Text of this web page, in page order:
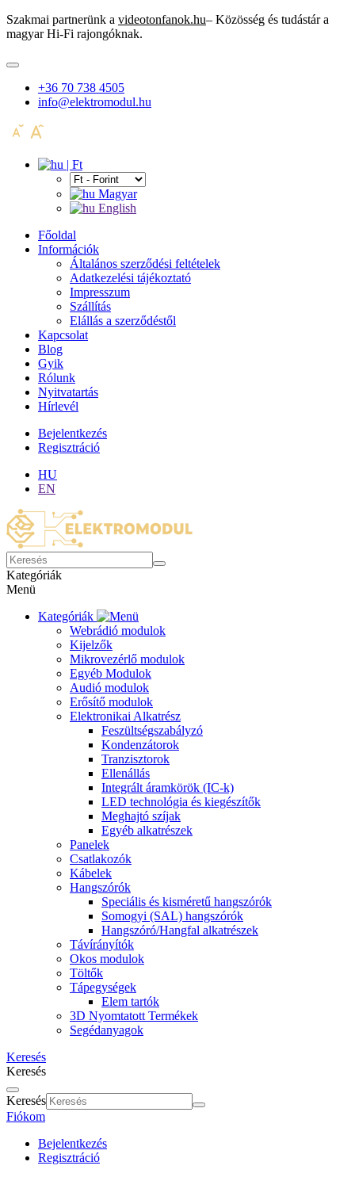
Szakmai partnerünk a videotonfanok.hu– Közösség és tudástár a
magyar Hi-Fi rajongóknak.
+36 70 738 4505
info@elektromodul.hu
| Ft
Magyar
English
Főoldal
Információk
Általános szerződési feltételek
Adatkezelési tájékoztató
Impresszum
Szállítás
Elállás a szerződéstől
Kapcsolat
Blog
Gyik
Rólunk
Nyitvatartás
Hírlevél
Bejelentkezés
Regisztráció
HU
EN
Kategóriák
Menü
Kategóriák
Webrádió modulok
Kijelzők
Mikrovezérlő modulok
Egyéb Modulok
Audió modulok
Erősítő modulok
Elektronikai Alkatrész
Feszültségszabályzó
Kondenzátorok
Tranzisztorok
Ellenállás
Integrált áramkörök (IC-k)
LED technológia és kiegészítők
Meghajtó szíjak
Egyéb alkatrészek
Panelek
Csatlakozók
Kábelek
Hangszórók
Speciális és kisméretű hangszórók
Somogyi (SAL) hangszórók
Hangszóró/Hangfal alkatrészek
Távírányítók
Okos modulok
Töltők
Tápegységek
Elem tartók
3D Nyomtatott Termékek
Segédanyagok
Keresés
Keresés
Keresés
Fiókom
Bejelentkezés
Regisztráció